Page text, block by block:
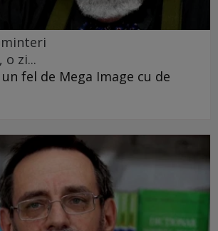
o zi...
fel de Mega Image cu de